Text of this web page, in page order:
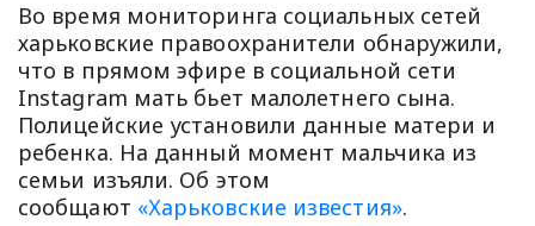
Во время мониторинга социальных сетей
харьковские правоохранители обнаружили,
что в прямом эфире в социальной сети
Instagram мать бьет малолетнего сына.
Полицейские установили данные матери и
ребенка. На данный момент мальчика из
семьи изъяли. Об этом
сообщают «Харьковские известия».